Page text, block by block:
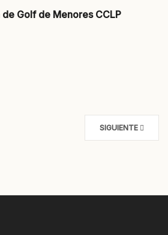
Golf de Menores CCLP
SIGUIENTE